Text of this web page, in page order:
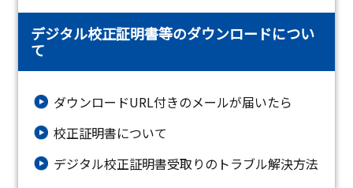
デジタル校正証明書等のダウンロードについ
て
ダウンロードURL付きのメールが届いたら
校正証明書について
デジタル校正証明書受取りのトラブル解決方法